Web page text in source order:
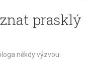
prasklý
někdy výzvou.